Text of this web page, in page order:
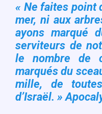
« Ne faites point
mer, ni aux
ayons marqué
serviteurs de
le nombre de
marqués du
mille, de
d’Israël. »